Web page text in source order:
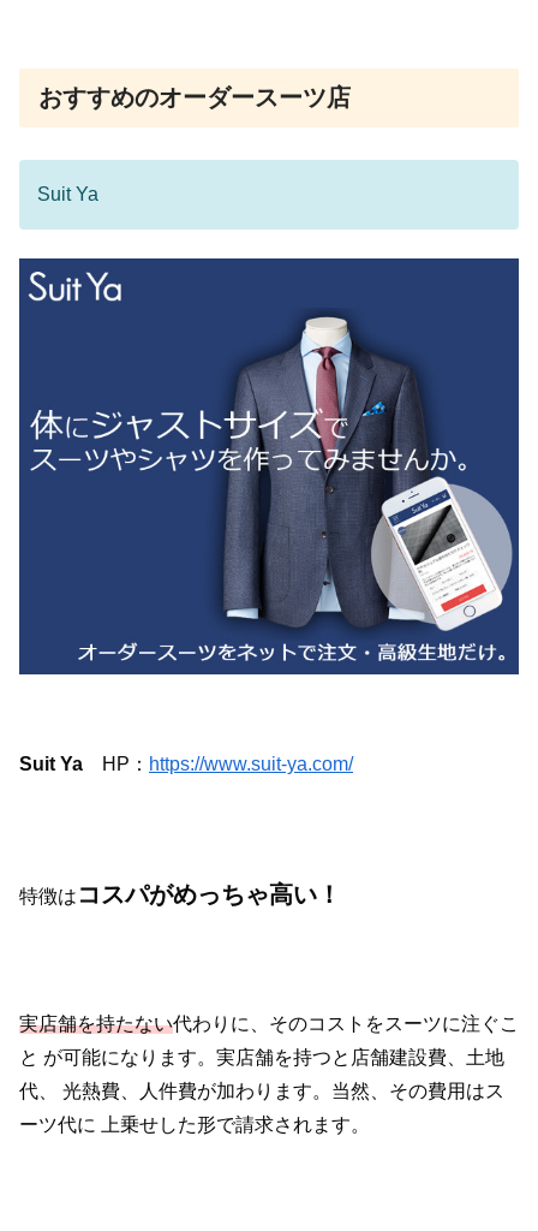
おすすめのオーダースーツ店
Suit Ya
Suit Ya HP： https://www.suit-ya.com/
特徴は コスパがめっちゃ高い！
実店舗を持たない代わりに、そのコストをスーツに注ぐこ
と が可能になります。実店舗を持つと店舗建設費、土地
代、
光熱費、人件費が加わります。当然、その費用はス
ーツ代に 上乗せした形で請求されます。